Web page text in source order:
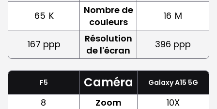
65 K
Nombre de
couleurs
16 M
167 ppp
Résolution
de l'écran
396 ppp
F5 Caméra Galaxy A15 5G
8 Zoom
10X